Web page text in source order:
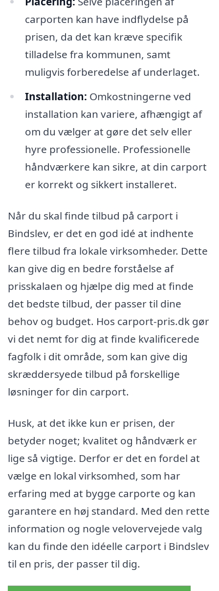
carporten kan have indflydelse på
prisen, da det kan kræve specifik
tilladelse fra kommunen, samt
muligvis forberedelse af underlaget.
Installation: Omkostningerne ved
installation kan variere, afhængigt af
om du vælger at gøre det selv eller
hyre professionelle. Professionelle
håndværkere kan sikre, at din carport
er korrekt og sikkert installeret.
Når du skal finde tilbud på carport i
Bindslev, er det en god idé at indhente
flere tilbud fra lokale virksomheder. Dette
kan give dig en bedre forståelse af
prisskalaen og hjælpe dig med at finde
det bedste tilbud, der passer til dine
behov og budget. Hos carport-pris.dk gør
vi det nemt for dig at finde kvalificerede
fagfolk i dit område, som kan give dig
skræddersyede tilbud på forskellige
løsninger for din carport.
Husk, at det ikke kun er prisen, der
betyder noget; kvalitet og håndværk er
lige så vigtige. Derfor er det en fordel at
vælge en lokal virksomhed, som har
erfaring med at bygge carporte og kan
garantere en høj standard. Med den rette
information og nogle velovervejede valg
kan du finde den idéelle carport i Bindslev
til en pris, der passer til dig.